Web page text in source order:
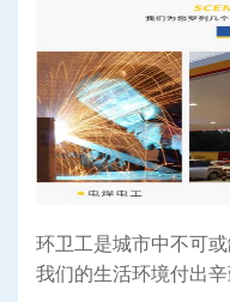
环卫工是城市中不可
我们的生活环境付出辛